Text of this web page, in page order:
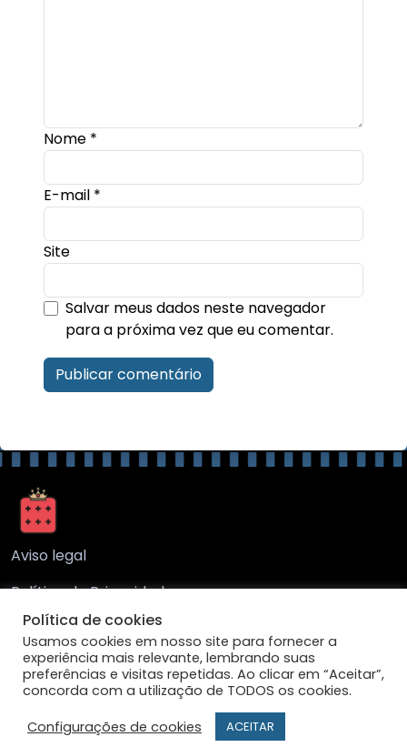
Nome *
E-mail *
Site
Salvar meus dados neste navegador
para a próxima vez que eu comentar.
Aviso legal
Política de Privacidade
Sobre nós
Política de cookies
Contato
Copyright © My Company 2020
Política de cookies
Usamos cookies em nosso site para fornecer a
experiência mais relevante, lembrando suas
preferências e visitas repetidas. Ao clicar em “Aceitar”,
concorda com a utilização de TODOS os cookies.
Configurações de cookies
ACEITAR